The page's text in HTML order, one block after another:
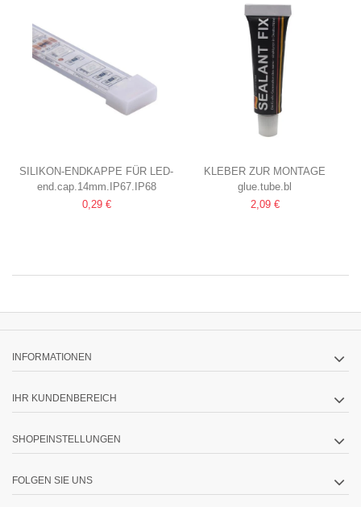
SILIKON-ENDKAPPE FÜR LED-
STRIP
14 MM, IP67 & IP68
end.cap.14mm.IP67.IP68
0,29 €
KLEBER ZUR MONTAGE
FÜR LED-STREIFEN,
ALUPROFILE, ABDICHTUNG
glue.tube.bl
2,09 €
INFORMATIONEN
IHR KUNDENBEREICH
SHOPEINSTELLUNGEN
FOLGEN SIE UNS